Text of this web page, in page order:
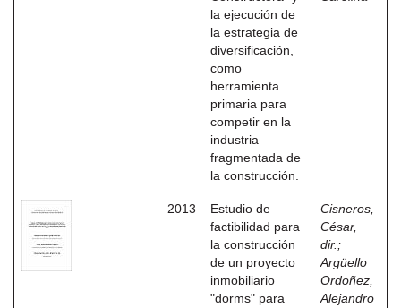
la ejecución de
la estrategia de
diversificación,
como
herramienta
primaria para
competir en la
industria
fragmentada de
la construcción.
2013
Estudio de
factibilidad para
la construcción
de un proyecto
inmobiliario
"dorms" para
Cisneros,
César,
dir. ;
Argüello
Ordoñez,
Alejandro